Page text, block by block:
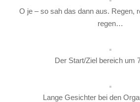
O je – so sah das dann aus. Regen,
regen…
Der Start/Ziel bereich um
Lange Gesichter bei den